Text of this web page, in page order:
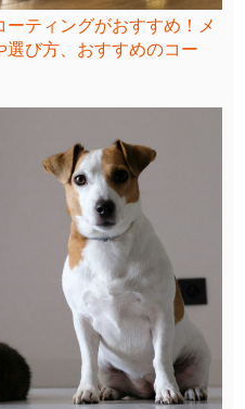
ティングがおすすめ！メ
選び方、おすすめのコー